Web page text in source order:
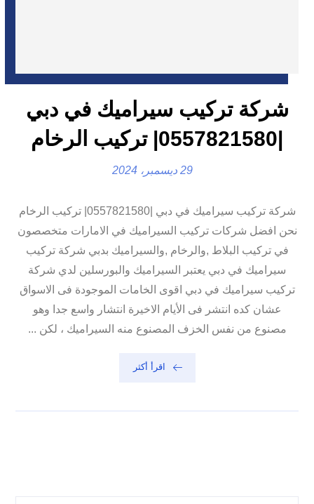
شركة تركيب سيراميك في دبي
29 ديسمبر، 2024
شركة تركيب سيراميك في دبي |0557821580| تركيب الرخام
نحن افضل شركات تركيب السيراميك في الامارات متخصصون
في تركيب البلاط ,والرخام ,والسيراميك بدبي شركة تركيب
سيراميك في دبي يعتبر السيراميك والبورسلين لدي شركة
تركيب سيراميك في دبي اقوى الخامات الموجودة فى الاسواق
عشان كده انتشر فى الأيام الاخيرة انتشار واسع جدا وهو
مصنوع من نفس الخزف المصنوع منه السيراميك ، لكن ...
اقرأ أكثر